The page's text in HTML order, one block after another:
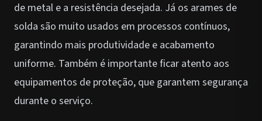
de metal e a resistência desejada. Já os arames de
solda são muito usados em processos contínuos,
garantindo mais produtividade e acabamento
uniforme. Também é importante ficar atento aos
equipamentos de proteção, que garantem segurança
durante o serviço.